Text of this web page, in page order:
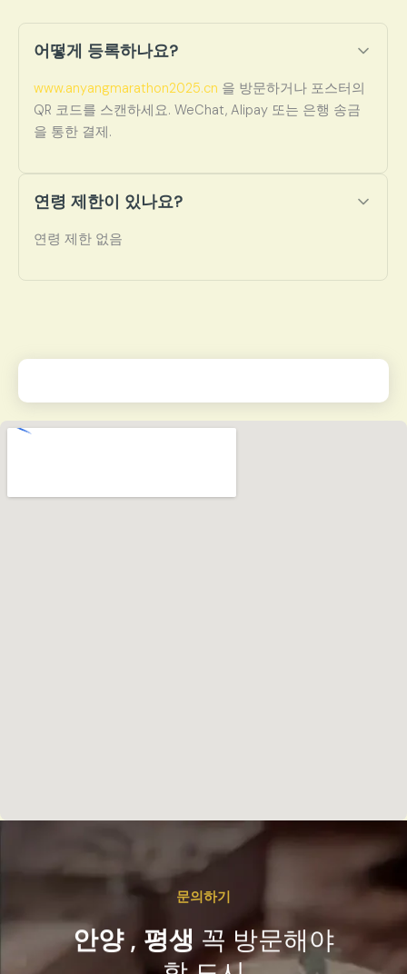
어떻게 등록하나요?
www.anyangmarathon2025.cn 을 방문하거나 포스터의
QR 코드를 스캔하세요. WeChat, Alipay 또는 은행 송금
을 통한 결제.
연령 제한이 있나요?
연령 제한 없음
문의하기
안양 , 평생 꼭 방문해야